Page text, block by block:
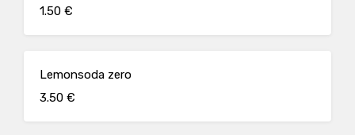
1.50 €
Lemonsoda zero
3.50 €